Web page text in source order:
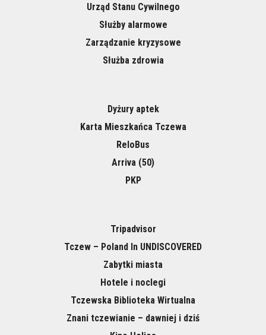
Urząd Stanu Cywilnego
Służby alarmowe
Zarządzanie kryzysowe
Służba zdrowia
Dyżury aptek
Karta Mieszkańca Tczewa
ReloBus
Arriva (50)
PKP
Tripadvisor
Tczew – Poland In UNDISCOVERED
Zabytki miasta
Hotele i noclegi
Tczewska Biblioteka Wirtualna
Znani tczewianie – dawniej i dziś